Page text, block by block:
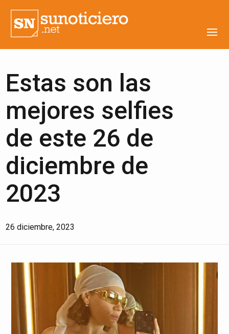
Estas son las
mejores selfies
de este 26 de
diciembre de
2023
26 diciembre, 2023